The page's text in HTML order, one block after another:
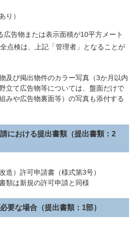
り）
物または表示面積が10平方メート
点検は、上記「管理者」となることが
及び掲出物件のカラー写真（3か月以内
立て広告物等については、盤面だけで
みや広告物裏面等）の写真も添付する
における提出書類 （提出書類：2
造）許可申請書（様式第3号）
類は新規の許可申請と同様
要な場合 （提出書類：1部）